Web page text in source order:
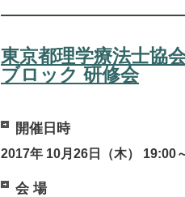
東京都理学療法士協
ブロック 研修会
開催日時
2017年 10月26日（木） 19:00
会 場